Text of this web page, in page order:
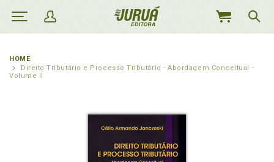
MEU
HOME
Direito Tributário e Processo Tributário - Abordagem Conceitual -
Volume II